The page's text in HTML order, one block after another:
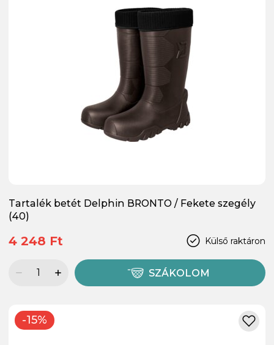
Tartalék betét Delphin BRONTO / Fekete szegély
(40)
Külső raktáron
4 248 Ft
SZÁKOLOM
-15%